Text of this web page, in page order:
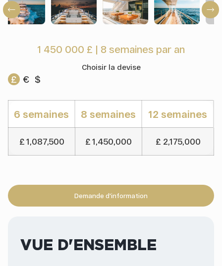
1 450 000 £ | 8 semaines par an
Choisir la devise
£ € $
6 semaines 8 semaines 12 semaines
£ 1,087,500 £ 1,450,000 £ 2,175,000
Demande d'information
VUE D'ENSEMBLE